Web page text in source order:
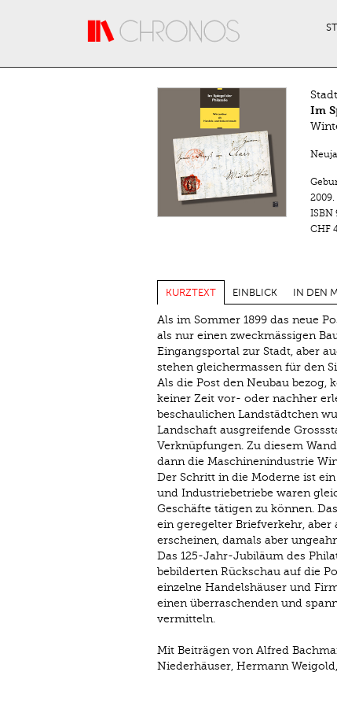
Im
2009.
ISBN
CHF
KURZTEXT EINBLICK IN DEN
Als im Sommer 1899 das neue
als nur einen zweckmässigen
Eingangsportal zur Stadt, aber
stehen gleichermassen für den
Als die Post den Neubau bezog,
keiner Zeit vor- oder nachher
beschaulichen Landstädtchen
Landschaft ausgreifende
Verknüpfungen. Zu diesem
dann die Maschinenindustrie
Der Schritt in die Moderne ist
und Industriebetriebe waren
Geschäfte tätigen zu können.
ein geregelter Briefverkehr,
erscheinen, damals aber
Das 125-Jahr-Jubiläum des
bebilderten Rückschau auf die
einzelne Handelshäuser und
einen überraschenden und
vermitteln.
Mit Beiträgen von Alfred
Niederhäuser, Hermann